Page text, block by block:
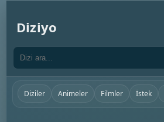
Diziyo
Diziler Animeler Filmler İstek